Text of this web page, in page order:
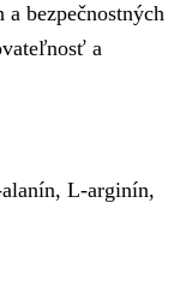
bezpečnostných
a
L-arginín,